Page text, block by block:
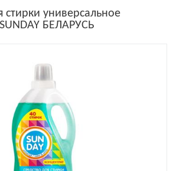
стирки универсальное
БЕЛАРУСЬ